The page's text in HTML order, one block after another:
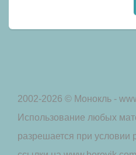
2002-2026 © Монокль -
Использование любых
разрешается при условии